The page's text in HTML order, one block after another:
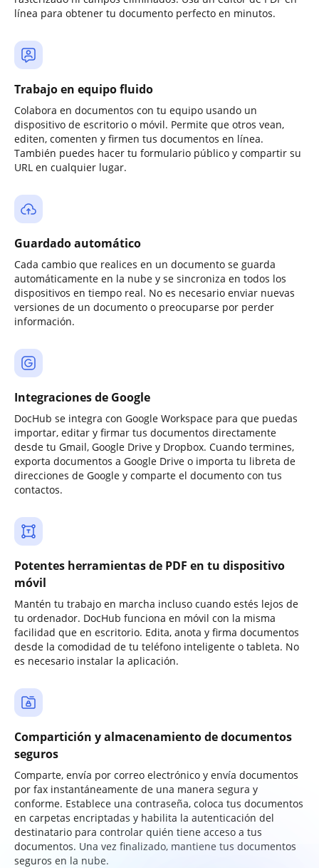
línea para obtener tu documento perfecto en minutos.
Trabajo en equipo fluido
Colabora en documentos con tu equipo usando un
dispositivo de escritorio o móvil. Permite que otros vean,
editen, comenten y firmen tus documentos en línea.
También puedes hacer tu formulario público y compartir su
URL en cualquier lugar.
Guardado automático
Cada cambio que realices en un documento se guarda
automáticamente en la nube y se sincroniza en todos los
dispositivos en tiempo real. No es necesario enviar nuevas
versiones de un documento o preocuparse por perder
información.
Integraciones de Google
DocHub se integra con Google Workspace para que puedas
importar, editar y firmar tus documentos directamente
desde tu Gmail, Google Drive y Dropbox. Cuando termines,
exporta documentos a Google Drive o importa tu libreta de
direcciones de Google y comparte el documento con tus
contactos.
Potentes herramientas de PDF en tu dispositivo
móvil
Mantén tu trabajo en marcha incluso cuando estés lejos de
tu ordenador. DocHub funciona en móvil con la misma
facilidad que en escritorio. Edita, anota y firma documentos
desde la comodidad de tu teléfono inteligente o tableta. No
es necesario instalar la aplicación.
Compartición y almacenamiento de documentos
seguros
Comparte, envía por correo electrónico y envía documentos
por fax instantáneamente de una manera segura y
conforme. Establece una contraseña, coloca tus documentos
en carpetas encriptadas y habilita la autenticación del
destinatario para controlar quién tiene acceso a tus
documentos. Una vez finalizado, mantiene tus documentos
seguros en la nube.